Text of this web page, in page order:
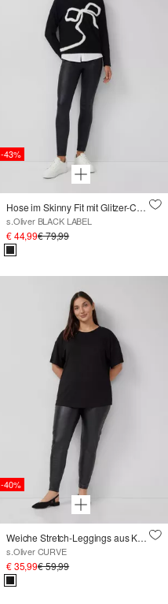
-43%
Hose im Skinny Fit mit Glitzer-Coating und seitlichem Reißverschluss
s.Oliver BLACK LABEL
€ 44,99€ 79,99
-40%
Weiche Stretch-Leggings aus Kunstleder
s.Oliver CURVE
€ 35,99€ 59,99